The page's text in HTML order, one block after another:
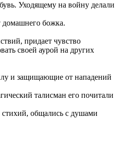
Уходящему на войну делали
домашнего божка.
придает чувство
своей аурой на других
и защищающие от нападений
талисман его почитали
общались с душами